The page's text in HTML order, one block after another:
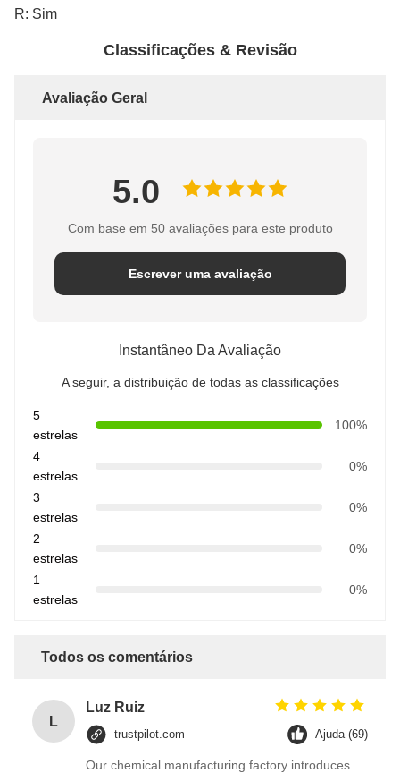
R: Sim
Classificações & Revisão
Avaliação Geral
5.0
Com base em 50 avaliações para este produto
Escrever uma avaliação
Instantâneo Da Avaliação
A seguir, a distribuição de todas as classificações
5
estrelas
100%
4
estrelas
0%
3
estrelas
0%
2
estrelas
0%
1
estrelas
0%
Todos os comentários
L
Luz Ruiz
trustpilot.com Ajuda (69)
Our chemical manufacturing factory introduces